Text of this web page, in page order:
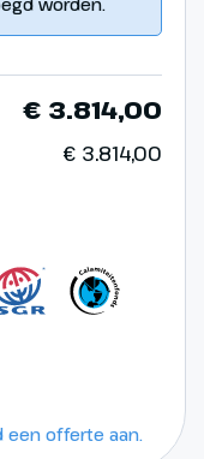
€ 3.814,00
€ 3.814,00
een offerte aan.